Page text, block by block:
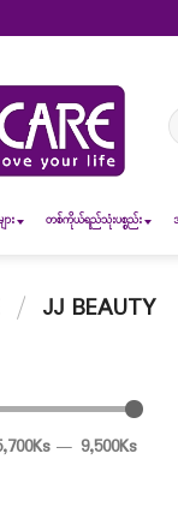
ား တစ်ကိုယ်ရည်သုံးပစ္စည်း
/ JJ BEAUTY
— 9,500Ks